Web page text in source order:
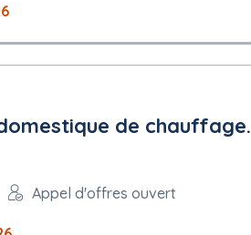
de chauffage.
Appel d'offres ouvert